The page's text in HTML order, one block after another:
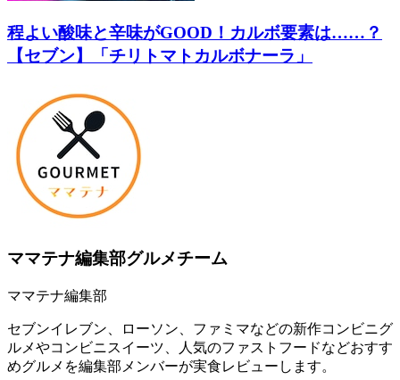
程よい酸味と辛味がGOOD！カルボ要素は……？
【セブン】「チリトマトカルボナーラ」
ママテナ編集部グルメチーム
ママテナ編集部
セブンイレブン、ローソン、ファミマなどの新作コンビニグ
ルメやコンビニスイーツ、人気のファストフードなどおすす
めグルメを編集部メンバーが実食レビューします。